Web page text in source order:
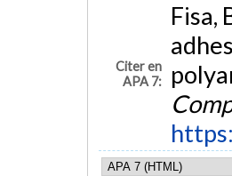
Citer en
APA 7:
Fisa,